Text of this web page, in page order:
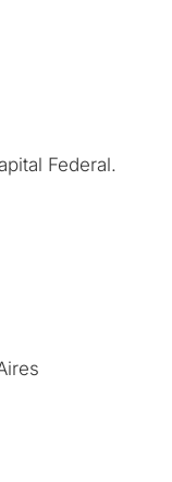
Federal.